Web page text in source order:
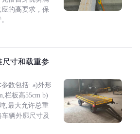
的高要求，保
尺寸和载重参
数包括: a)外形
栏板高55cm b)
,最大允许总重
辆外廓尺寸及